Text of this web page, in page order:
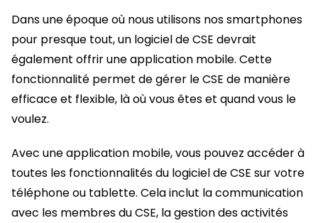
Dans une époque où nous utilisons nos smartphones
pour presque tout, un logiciel de CSE devrait
également offrir une application mobile. Cette
fonctionnalité permet de gérer le CSE de manière
efficace et flexible, là où vous êtes et quand vous le
voulez.
Avec une application mobile, vous pouvez accéder à
toutes les fonctionnalités du logiciel de CSE sur votre
téléphone ou tablette. Cela inclut la communication
avec les membres du CSE, la gestion des activités